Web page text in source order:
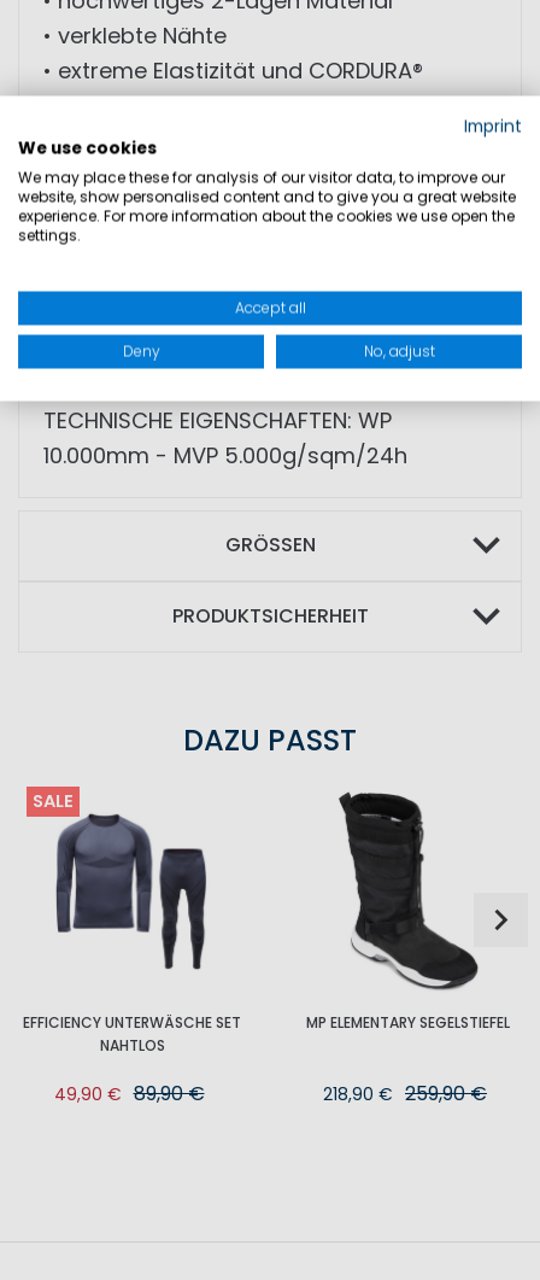
• verklebte Nähte
• extreme Elastizität und CORDURA®
Verstärkungen
• verstellbare Signalkapuze
• Fleece gefütterter Offshore-Kragen
• verschweißte Brusttasche
• mit Fleece gefütterte Hüfttaschen
• Doppelmanschetten an den Ärmeln
TECHNISCHE EIGENSCHAFTEN: WP
10.000mm - MVP 5.000g/sqm/24h
GRÖSSEN
PRODUKTSICHERHEIT
DAZU PASST
SALE
EFFICIENCY UNTERWÄSCHE SET
NAHTLOS
49,90 € 89,90 €
MP ELEMENTARY SEGELSTIEFEL
218,90 € 259,90 €
Imprint
We use cookies
We may place these for analysis of our visitor data, to improve our
website, show personalised content and to give you a great website
experience. For more information about the cookies we use open the
settings.
Accept all
Deny No, adjust